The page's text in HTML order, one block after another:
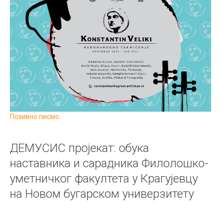
Позивно писмо.
ДЕМУСИС пројекат: обука
наставника и сарадника Филолошко-
уметничког факултета у Крагујевцу
на Новом бугарском универзитету